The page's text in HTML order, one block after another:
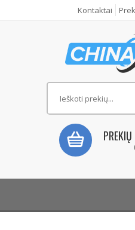
Kontaktai